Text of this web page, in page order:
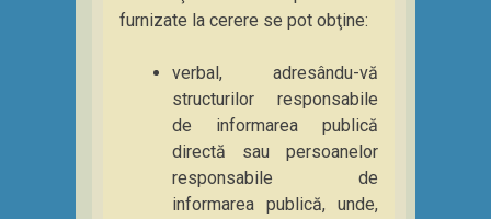
furnizate la cerere se pot obţine:
verbal, adresându-vă
structurilor responsabile
de informarea publică
directă sau persoanelor
responsabile de
informarea publică, unde,